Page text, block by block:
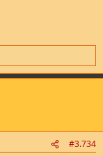
#3.734